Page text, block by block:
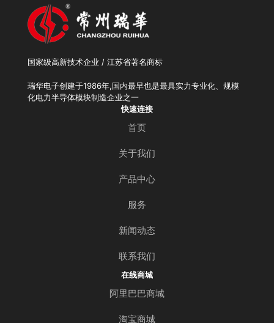
国家级高新技术企业 / 江苏省著名商标
瑞华电子创建于1986年,国内最早也是最具实力专业化、规模
化电力半导体模块制造企业之一
快速连接
首页
关于我们
产品中心
服务
新闻动态
联系我们
在线商城
阿里巴巴商城
淘宝商城